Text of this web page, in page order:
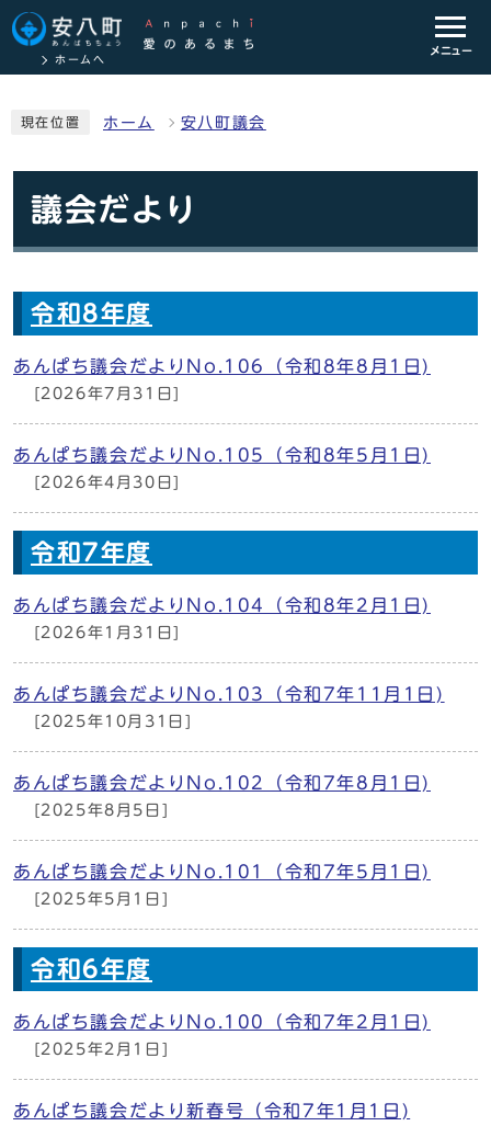
ホームへ
メニュー
現在位置 ホーム 安八町議会
議会だより
令和8年度
あんぱち議会だよりNo.106（令和8年8月1日)
[2026年7月31日]
あんぱち議会だよりNo.105（令和8年5月1日)
[2026年4月30日]
令和7年度
あんぱち議会だよりNo.104（令和8年2月1日)
[2026年1月31日]
あんぱち議会だよりNo.103（令和7年11月1日)
[2025年10月31日]
あんぱち議会だよりNo.102（令和7年8月1日)
[2025年8月5日]
あんぱち議会だよりNo.101（令和7年5月1日)
[2025年5月1日]
令和6年度
あんぱち議会だよりNo.100（令和7年2月1日)
[2025年2月1日]
あんぱち議会だより新春号（令和7年1月1日)